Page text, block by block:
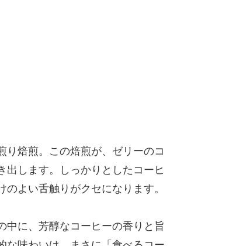
り焙煎。この焙煎が、ゼリーのコ
出します。しっかりとしたコーヒ
よい舌触りがクセになります。
中に、芳醇なコーヒーの香りと旨